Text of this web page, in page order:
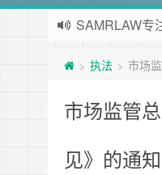
SAMRLAW专
> 执法 > 市场
市场监管
见》的通知